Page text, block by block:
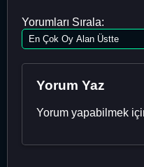
Yorumları Sırala:
Yorum Yaz
Yorum yapabilmek